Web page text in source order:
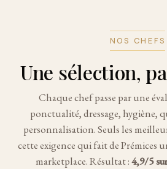
NOS CHEFS
Une sélection,
Chaque chef passe par une
ponctualité, dressage, hygiène,
personnalisation. Seuls les
cette exigence qui fait de Prémices
marketplace. Résultat :4,9/5